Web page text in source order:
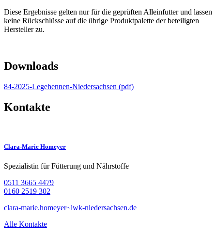
Diese Ergebnisse gelten nur für die geprüften Alleinfutter und lassen
keine Rückschlüsse auf die übrige Produktpalette der beteiligten
Hersteller zu.
Downloads
84-2025-Legehennen-Niedersachsen (pdf)
Kontakte
Clara-Marie Homeyer
Spezialistin für Fütterung und Nährstoffe
0511 3665 4479
0160 2519 302
clara-marie.homeyer~lwk-niedersachsen.de
Alle Kontakte